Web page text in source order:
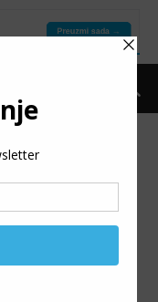
formu
koji način ostati
trebate